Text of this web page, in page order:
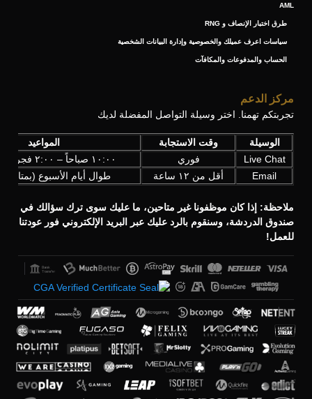
AML
طرق اختبار الإنصاف و RNG
سياسات اعرف عميلك والخصوصية وإدارة البيانات الشخصية
الحساب والمدفوعات والمكافآت
مركز الدعم
تجربتكم تهمنا. اختر وسيلة التواصل المفضلة لديك
الوسيلة وقت الاستجابة
المواعيد
Live Chat
فوري
١٠:٠٠ صباحاً – ٢:٠٠ فجراً (UTC+3)
Email
أقل من ١٢ ساعة طوال أيام الأسبوع (بمتابعة
ملاحظة: إذا كان موظفونا غير متاحين، ما عليك سوى ترك سؤالك في
صندوق الدردشة، وسنقوم بالرد عليك عبر البريد الإلكتروني فور عودتنا
للعمل!